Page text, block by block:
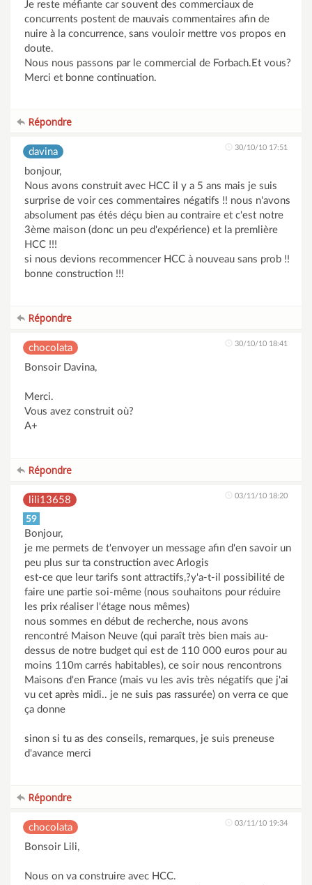
Je reste méfiante car souvent des commerciaux de
concurrents postent de mauvais commentaires afin de
nuire à la concurrence, sans vouloir mettre vos propos en
doute.
Nous nous passons par le commercial de Forbach.Et vous?
Merci et bonne continuation.
Répondre
davina 30/10/10 17:51
bonjour,
Nous avons construit avec HCC il y a 5 ans mais je suis
surprise de voir ces commentaires négatifs !! nous n'avons
absolument pas étés déçu bien au contraire et c'est notre
3ème maison (donc un peu d'expérience) et la premlière
HCC !!!
si nous devions recommencer HCC à nouveau sans prob !!
bonne construction !!!
Répondre
chocolata 30/10/10 18:41
Bonsoir Davina,
Merci.
Vous avez construit où?
A+
Répondre
lili13658 03/11/10 18:20
59
Bonjour,
je me permets de t'envoyer un message afin d'en savoir un
peu plus sur ta construction avec Arlogis
est-ce que leur tarifs sont attractifs,?y'a-t-il possibilité de
faire une partie soi-même (nous souhaitons pour réduire
les prix réaliser l'étage nous mêmes)
nous sommes en début de recherche, nous avons
rencontré Maison Neuve (qui paraît très bien mais au-
dessus de notre budget qui est de 110 000 euros pour au
moins 110m carrés habitables), ce soir nous rencontrons
Maisons d'en France (mais vu les avis très négatifs que j'ai
vu cet après midi.. je ne suis pas rassurée) on verra ce que
ça donne
sinon si tu as des conseils, remarques, je suis preneuse
d'avance merci
Répondre
chocolata 03/11/10 19:34
Bonsoir Lili,
Nous on va construire avec HCC.